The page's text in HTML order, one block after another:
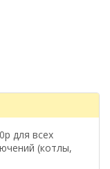
для всех
(котлы,